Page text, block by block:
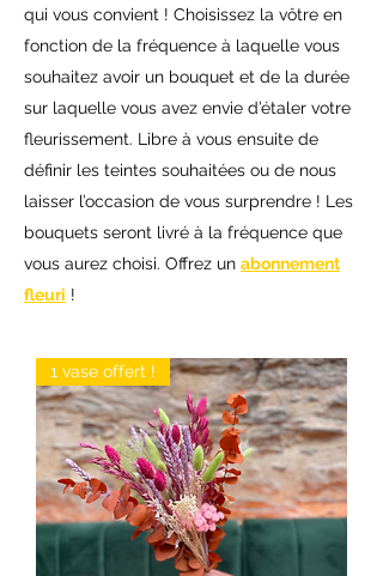
qui vous convient ! Choisissez la vôtre en
fonction de la fréquence à laquelle vous
souhaitez avoir un bouquet et de la durée
sur laquelle vous avez envie d’étaler votre
fleurissement. Libre à vous ensuite de
définir les teintes souhaitées ou de nous
laisser l’occasion de vous surprendre ! Les
bouquets seront livré à la fréquence que
vous aurez choisi. Offrez un abonnement
fleuri !
1 vase offert !